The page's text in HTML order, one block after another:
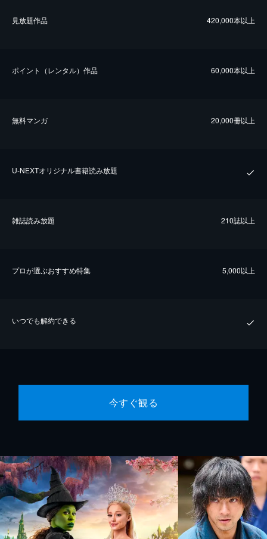
⾒放題作品 420,000本以上
ポイント（レンタル）作品 60,000本以上
無料マンガ 20,000冊以上
U-NEXTオリジナル書籍読み放題
雑誌読み放題 210誌以上
プロが選ぶおすすめ特集 5,000以上
いつでも解約できる
今すぐ観る